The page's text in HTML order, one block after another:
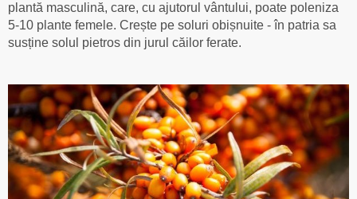
plantă masculină, care, cu ajutorul vântului, poate poleniza
5-10 plante femele. Crește pe soluri obișnuite - în patria sa
susține solul pietros din jurul căilor ferate.